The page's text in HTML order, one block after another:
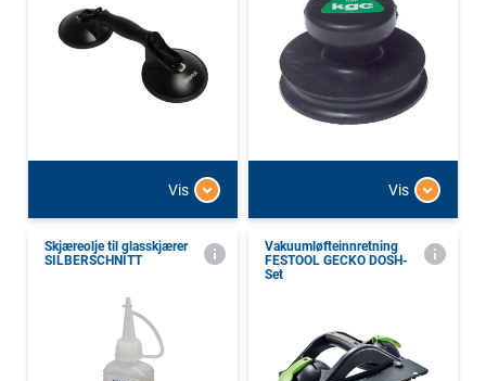
Vis Vis
Skjæreolje til glasskjærer
SILBERSCHNITT
Vakuumløfteinnretning
FESTOOL GECKO DOSH-
Set